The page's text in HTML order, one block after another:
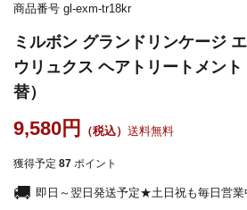
商品番号 gl-exm-tr18kr
ミルボン グランドリンケージ
ウリュクス ヘアトリートメン
替）
9,580 送料無料
獲得予定 87 ポイント
即日～翌日発送予定★土日祝も毎日営業